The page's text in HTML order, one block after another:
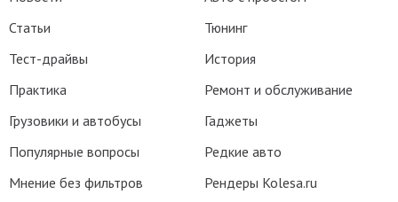
Статьи
Тест-драйвы
Практика
Грузовики и автобусы
Популярные вопросы
Мнение без фильтров
Тюнинг
История
Ремонт и обслуживание
Гаджеты
Редкие авто
Рендеры Kolesa.ru